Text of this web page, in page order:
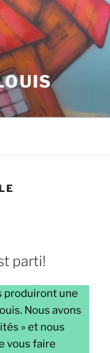
parti!
produiront une
Nous avons
» et nous
vous faire